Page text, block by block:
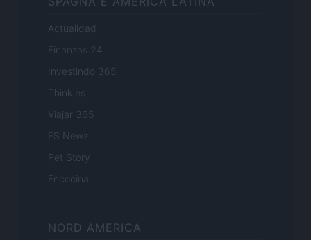
Actualidad
Finanzas 24
Investindo 365
Think.es
Viajar 365
ES Newz
Pet Story
Encocina
NORD AMERICA